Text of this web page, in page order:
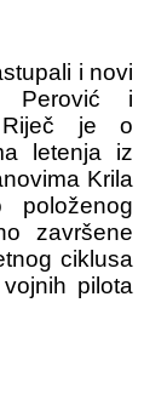
i novi
Perović i
Riječ je o
letenja iz
Krila
položenog
završene
ciklusa
pilota